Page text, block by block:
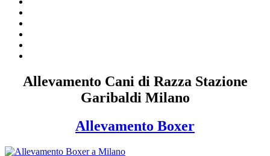
Allevamento Cani di Razza Stazione
Garibaldi Milano
Allevamento Boxer